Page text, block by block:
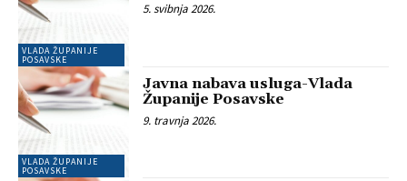
VLADA ŽUPANIJE
POSAVSKE
5. svibnja 2026.
VLADA ŽUPANIJE
POSAVSKE
Javna nabava usluga-Vlada
Županije Posavske
9. travnja 2026.